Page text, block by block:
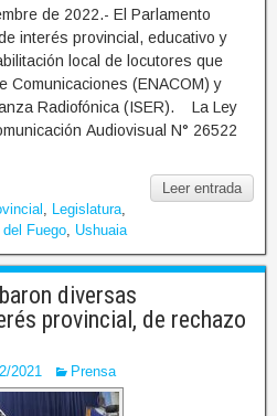
de 2022.- El Parlamento
interés provincial, educativo y
local de locutores que
Comunicaciones (ENACOM) y
Radiofónica (ISER). La Ley
Audiovisual N° 26522
Leer entrada
Legislatura
del Fuego Ushuaia
diversas
provincial, de rechazo
2021 Prensa